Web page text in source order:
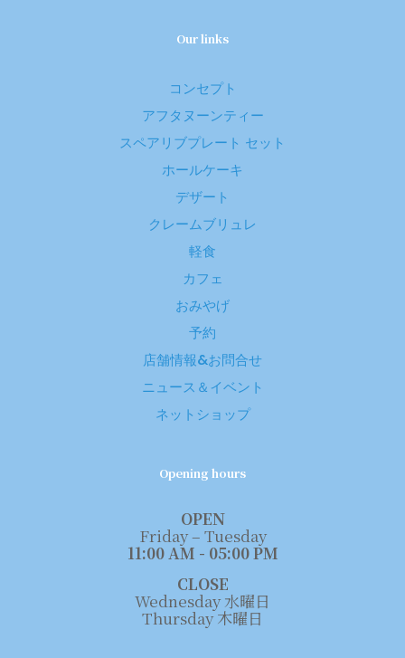
Our links
コンセプト
アフタヌーンティー
スペアリブプレート セット
ホールケーキ
デザート
クレームブリュレ
軽食
カフェ
おみやげ
予約
店舗情報&お問合せ
ニュース＆イベント
ネットショップ
Opening hours
OPEN
Friday – Tuesday
11:00 AM - 05:00 PM
CLOSE
Wednesday 水曜日
Thursday 木曜日